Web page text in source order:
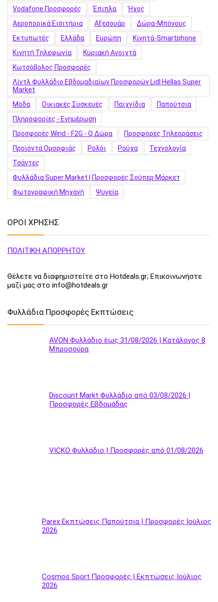
Vodafone Προσφορές
Έπιπλα
Ήχος
Αεροπορικά Εισιτήρια
Αξεσουάρ
Δώρα-Μπόνους
Εκτυπωτές
Ελλάδα Ευρώπη
Κινητά-Smartphone
Κινητή Τηλεφωνία
Κυριακή Ανοιχτά
Κωτσόβολος Προσφορές
Λίντλ Φυλλάδιο Εβδομαδιαίων Προσφορών Lidl Hellas Super
Market
Μόδα
Οικιακές Συσκευές Παιχνίδια
Παπούτσια
Πληροφορίες - Ενημέρωση
Προσφορές Wind - F2G - Q Δώρα
Προσφορές Τηλεοράσεις
Προϊόντα Ομορφιάς
Ρολόι Ρούχα
Τεχνολογία
Τσάντες
Φυλλάδια Super Market | Προσφορές Σούπερ Μάρκετ
Φωτογραφική Μηχανή
Ψυγεία
ΟΡΟΙ ΧΡΗΣΗΣ
ΠΟΛΙΤΙΚΗ ΑΠΟΡΡΗΤΟΥ
Θέλετε να διαφημιστείτε στο Hotdeals.gr; Επικοινωνήστε
μαζί μας στο info@hotdeals.gr
Φυλλάδια Προσφορές Εκπτώσεις
AVON Φυλλάδιο έως 31/08/2026 | Κατάλογος 8
Μπροσούρα
Discount Markt Φυλλάδιο από 03/08/2026 |
Προσφορές Εβδομάδας
VICKO Φυλλάδιο | Προσφορές από 01/08/2026
Parex Εκπτώσεις Παπούτσια | Προσφορές Ιούλιος
2026
Cosmos Sport Προσφορές | Εκπτώσεις Ιούλιος
2026